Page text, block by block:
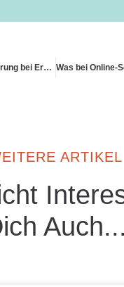
Tipps zur Absicherung bei Erdbeben
ARTIKEL
Auch...